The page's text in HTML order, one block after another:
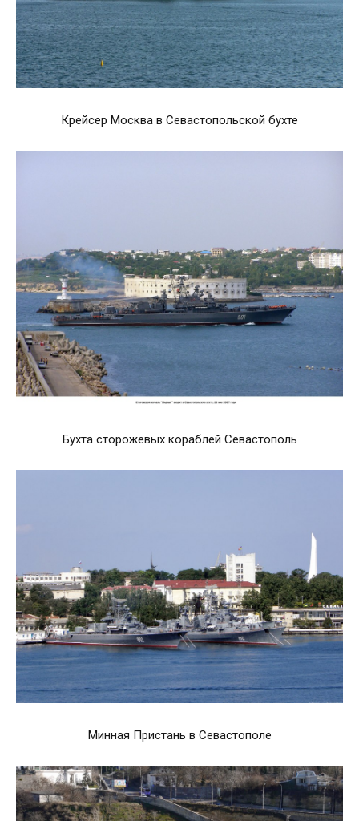
Крейсер Москва в Севастопольской бухте
Бухта сторожевых кораблей Севастополь
Минная Пристань в Севастополе